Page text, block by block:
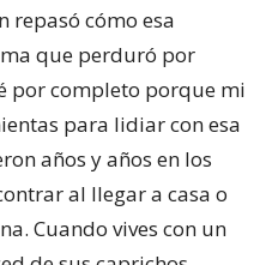
repasó cómo esa
que perduró por
por completo porque mi
para lidiar con esa
años y años en los
al llegar a casa o
Cuando vives con un